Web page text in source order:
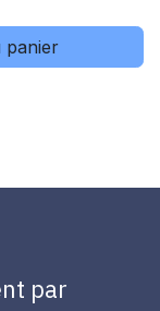
panier
par